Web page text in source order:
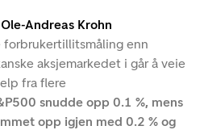
Andreas Krohn
forbrukertillitsmåling enn
aksjemarkedet i går å veie
fra flere
snudde opp 0.1 %, mens
opp igjen med 0.2 % og